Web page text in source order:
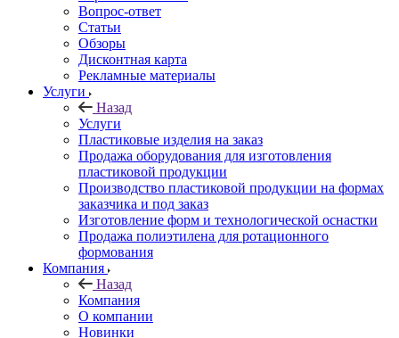
Вопрос-ответ
Статьи
Обзоры
Дисконтная карта
Рекламные материалы
Услуги
Назад
Услуги
Пластиковые изделия на заказ
Продажа оборудования для изготовления
пластиковой продукции
Производство пластиковой продукции на формах
заказчика и под заказ
Изготовление форм и технологической оснастки
Продажа полиэтилена для ротационного
формования
Компания
Назад
Компания
О компании
Новинки